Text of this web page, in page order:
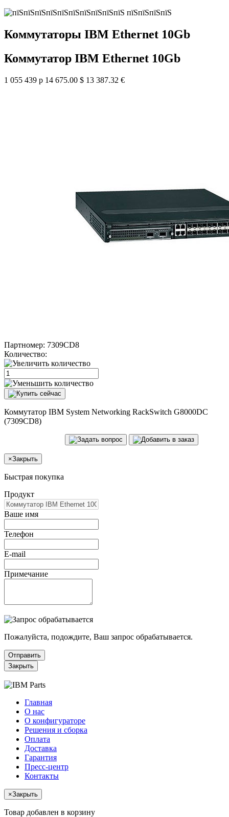
Коммутаторы IBM Ethernet 10Gb
Коммутатор IBM Ethernet 10Gb
1 055 439 р 14 675.00 $ 13 387.32 €
Партномер: 7309CD8
Количество:
Коммутатор IBM System Networking RackSwitch G8000DC
(7309CD8)
×Закрыть
Быстрая покупка
Продукт
Ваше имя
Телефон
E-mail
Примечание
Пожалуйста, подождите, Ваш запрос обрабатывается.
Отправить
Закрыть
Главная
О нас
О конфигураторе
Решения и сборка
Оплата
Доставка
Гарантия
Пресс-центр
Контакты
×Закрыть
Товар добавлен в корзину